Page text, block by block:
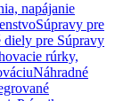
napájanie
Súpravy pre
diely pre Súpravy
rúrky,
Náhradné